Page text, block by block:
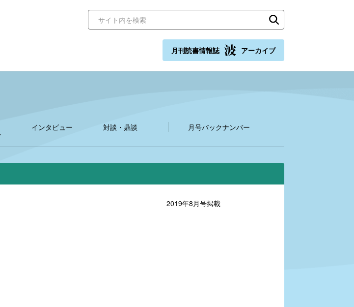
月刊読書情報誌 アーカイブ
インタビュー 対談・鼎談 月号バックナンバー
2019年8月号掲載